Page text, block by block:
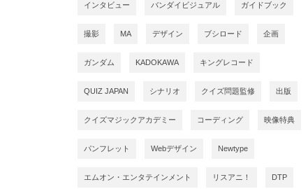
インタビュー バンダイビジュアル ガイドブック
撮影 MA デザイン ブシロード 企画
ガンダム KADOKAWA キングレコード
QUIZ JAPAN シナリオ クイズ問題監修 出版
クイズマジックアカデミー コーディング 映像特典
パンフレット Webデザイン Newtype
エムオン・エンタテインメント リスアニ！ DTP